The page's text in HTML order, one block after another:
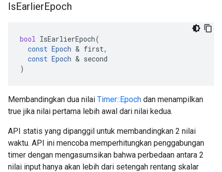
IsEarlierEpoch
bool IsEarlierEpoch(
const Epoch & first,
const Epoch & second
)
Membandingkan dua nilai Timer::Epoch dan menampilkan
true jika nilai pertama lebih awal dari nilai kedua.
API statis yang dipanggil untuk membandingkan 2 nilai
waktu. API ini mencoba memperhitungkan penggabungan
timer dengan mengasumsikan bahwa perbedaan antara 2
nilai input hanya akan lebih dari setengah rentang skalar